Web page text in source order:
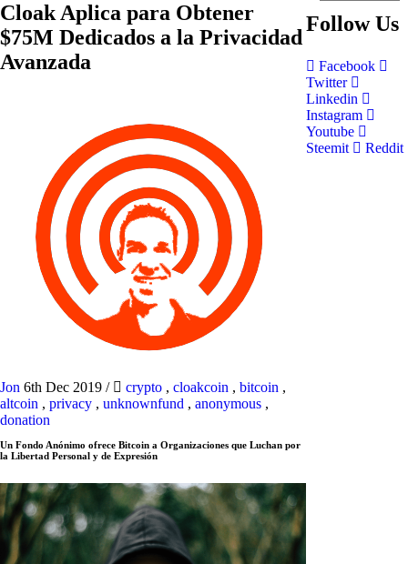
Cloak Aplica para Obtener
$75M Dedicados a la Privacidad
Avanzada
Jon 6th Dec 2019 / crypto , cloakcoin , bitcoin ,
altcoin , privacy , unknownfund , anonymous ,
donation
Un Fondo Anónimo ofrece Bitcoin a Organizaciones que Luchan por
la Libertad Personal y de Expresión
Follow Us
Facebook
Twitter
Linkedin
Instagram
Youtube
Steemit
Reddit